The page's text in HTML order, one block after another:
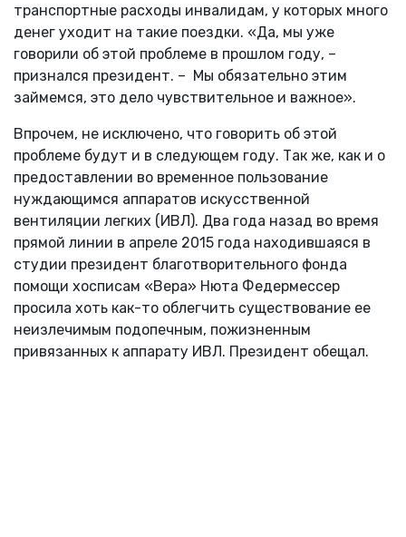
транспортные расходы инвалидам, у которых много
денег уходит на такие поездки. «Да, мы уже
говорили об этой проблеме в прошлом году, –
признался президент. – Мы обязательно этим
займемся, это дело чувствительное и важное».
Впрочем, не исключено, что говорить об этой
проблеме будут и в следующем году. Так же, как и о
предоставлении во временное пользование
нуждающимся аппаратов искусственной
вентиляции легких (ИВЛ). Два года назад во время
прямой линии в апреле 2015 года находившаяся в
студии президент благотворительного фонда
помощи хосписам «Вера» Нюта Федермессер
просила хоть как-то облегчить существование ее
неизлечимым подопечным, пожизненным
привязанных к аппарату ИВЛ. Президент обещал.